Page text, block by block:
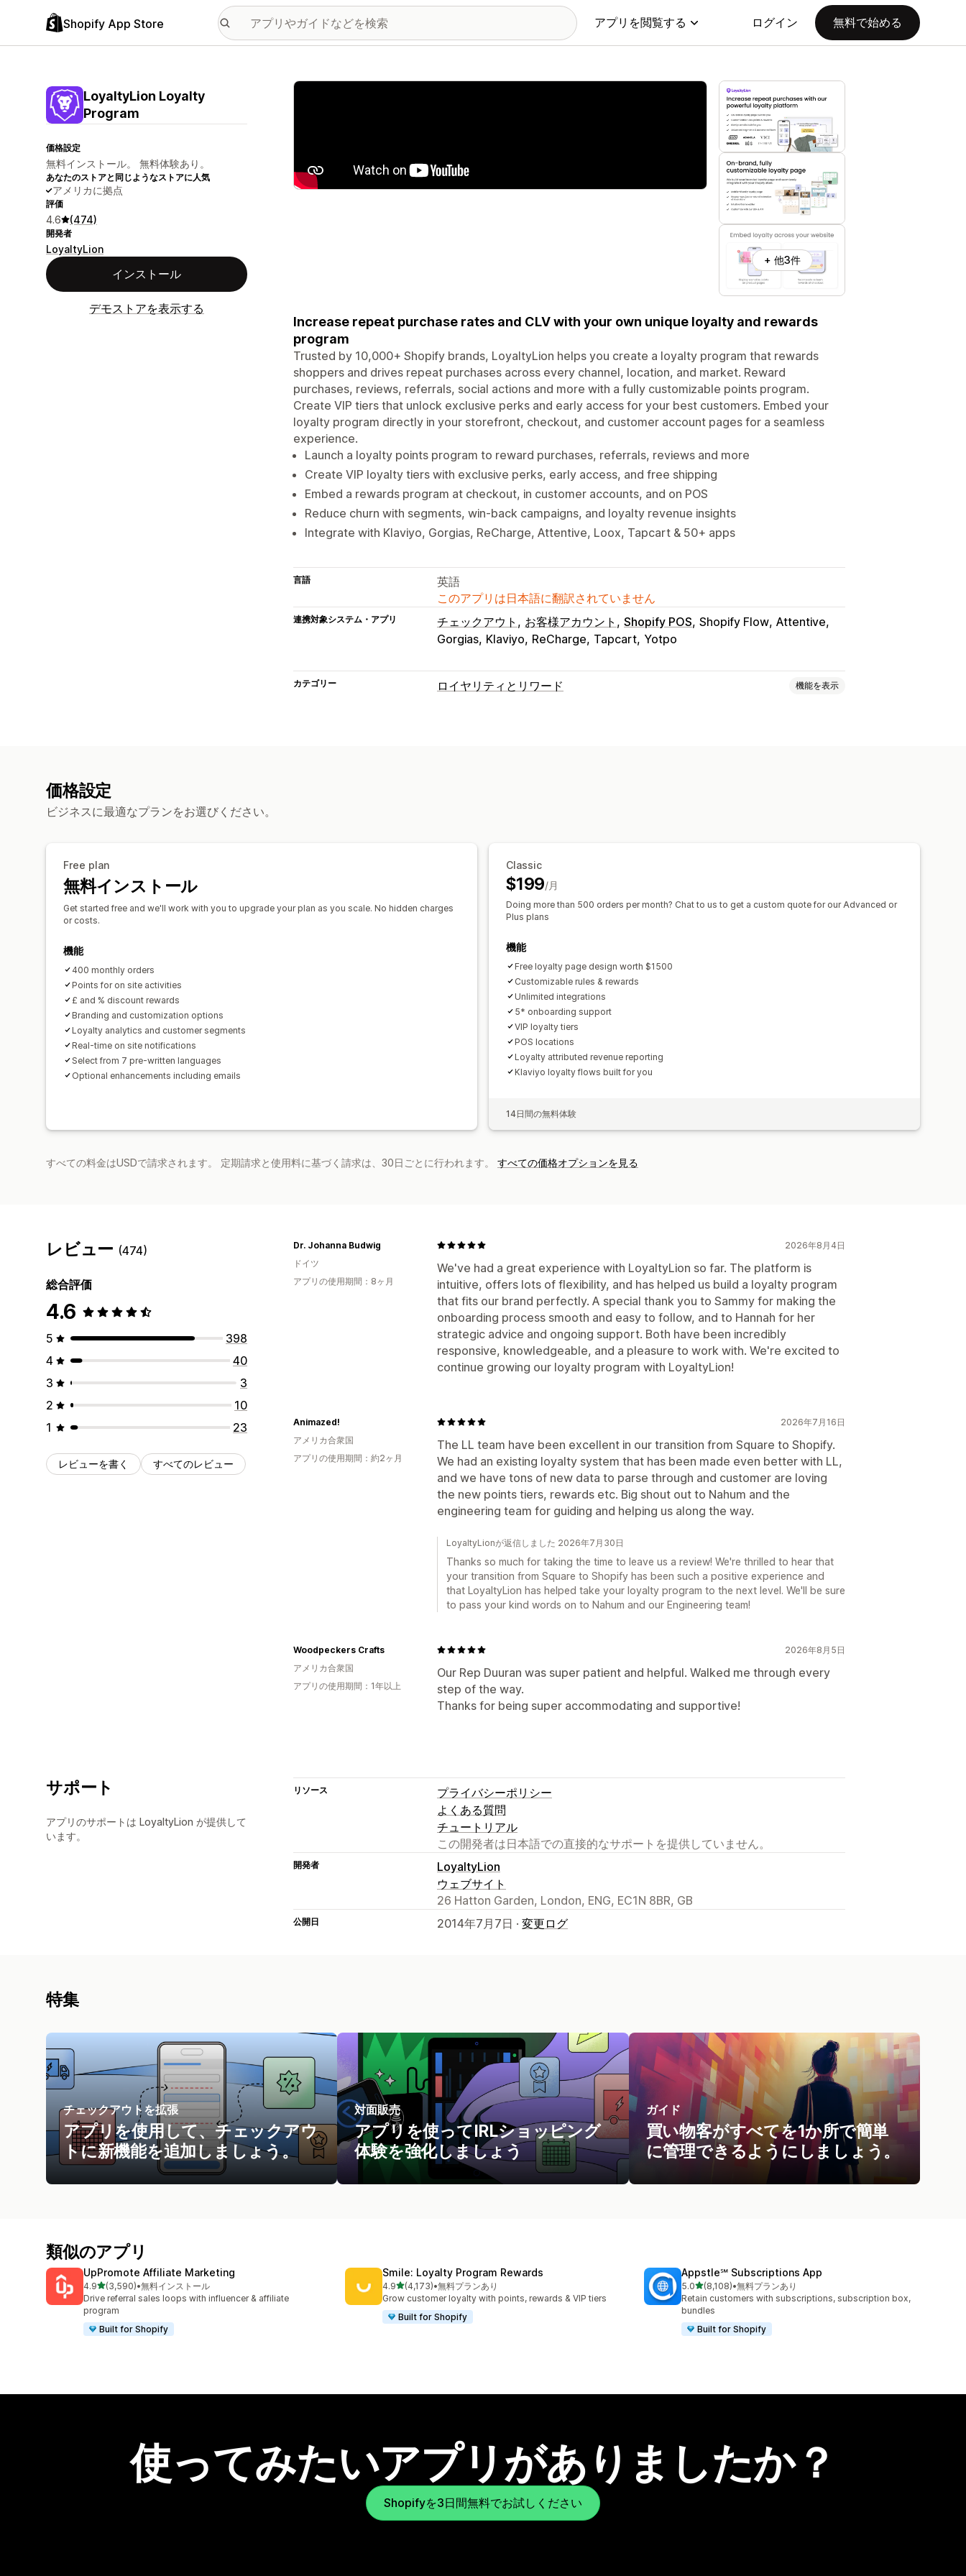
Shopify App Store アプリを閲覧する ログイン 無料で始める
LoyaltyLion Loyalty
Program
価格設定
無料インストール。 無料体験あり。
あなたのストアと同じようなストアに人気
アメリカに拠点
評価
4.6 (474)
開発者
LoyaltyLion
インストール
デモストアを表示する
特集の画像ギャラリー
+ 他3件
Increase repeat purchase rates and CLV with your own unique loyalty and rewards
program
Trusted by 10,000+ Shopify brands, LoyaltyLion helps you create a loyalty program that rewards
shoppers and drives repeat purchases across every channel, location, and market. Reward
purchases, reviews, referrals, social actions and more with a fully customizable points program.
Create VIP tiers that unlock exclusive perks and early access for your best customers. Embed your
loyalty program directly in your storefront, checkout, and customer account pages for a seamless
experience.
Launch a loyalty points program to reward purchases, referrals, reviews and more
Create VIP loyalty tiers with exclusive perks, early access, and free shipping
Embed a rewards program at checkout, in customer accounts, and on POS
Reduce churn with segments, win-back campaigns, and loyalty revenue insights
Integrate with Klaviyo, Gorgias, ReCharge, Attentive, Loox, Tapcart & 50+ apps
言語
英語
このアプリは日本語に翻訳されていません
連携対象システム・アプリ チェックアウト お客様アカウント Shopify POS Shopify Flow Attentive
Gorgias Klaviyo ReCharge Tapcart Yotpo
カテゴリー ロイヤリティとリワード 機能を表示
メンバーシップ特典
価格設定
ビジネスに最適なプランをお選びください。
Free plan
無料インストール
Get started free and we'll work with you to upgrade your plan as you scale. No hidden charges
or costs.
機能
400 monthly orders
Points for on site activities
£ and % discount rewards
Branding and customization options
Loyalty analytics and customer segments
Real-time on site notifications
Select from 7 pre-written languages
Optional enhancements including emails
Classic
$199/月
Doing more than 500 orders per month? Chat to us to get a custom quote for our Advanced or
Plus plans
機能
Free loyalty page design worth $1500
Customizable rules & rewards
Unlimited integrations
5* onboarding support
VIP loyalty tiers
POS locations
Loyalty attributed revenue reporting
Klaviyo loyalty flows built for you
14日間の無料体験
すべての料金はUSDで請求されます。 定期請求と使用料に基づく請求は、30日ごとに行われます。 すべての価格オプションを見る
レビュー (474)
総合評価
4.6
5
398
4
40
3
3
2
10
1
23
レビューを書く すべてのレビュー
2026年8月4日
We've had a great experience with LoyaltyLion so far. The platform is
intuitive, offers lots of flexibility, and has helped us build a loyalty program
that fits our brand perfectly. A special thank you to Sammy for making the
onboarding process smooth and easy to follow, and to Hannah for her
strategic advice and ongoing support. Both have been incredibly
responsive, knowledgeable, and a pleasure to work with. We're excited to
continue growing our loyalty program with LoyaltyLion!
Dr. Johanna Budwig
ドイツ
アプリの使用期間：8ヶ月
2026年7月16日
The LL team have been excellent in our transition from Square to Shopify.
We had an existing loyalty system that has been made even better with LL,
and we have tons of new data to parse through and customer are loving
the new points tiers, rewards etc. Big shout out to Nahum and the
engineering team for guiding and helping us along the way.
Animazed!
アメリカ合衆国
アプリの使用期間：約2ヶ月
LoyaltyLionが返信しました 2026年7月30日
Thanks so much for taking the time to leave us a review! We're thrilled to hear that
your transition from Square to Shopify has been such a positive experience and
that LoyaltyLion has helped take your loyalty program to the next level. We'll be sure
to pass your kind words on to Nahum and our Engineering team!
2026年8月5日
Our Rep Duuran was super patient and helpful. Walked me through every
step of the way.
Thanks for being super accommodating and supportive!
Woodpeckers Crafts
アメリカ合衆国
アプリの使用期間：1年以上
サポート
アプリのサポートは LoyaltyLion が提供して
います。
リソース
プライバシーポリシー
よくある質問
チュートリアル
この開発者は日本語での直接的なサポートを提供していません。
開発者
LoyaltyLion
ウェブサイト
26 Hatton Garden, London, ENG, EC1N 8BR, GB
公開日 2014年7月7日 · 変更ログ
特集
チェックアウトを拡張
アプリを使用して、チェックアウ
トに新機能を追加しましょう。
対面販売
アプリを使ってIRLショッピング
体験を強化しましょう
ガイド
買い物客がすべてを1か所で簡単
に管理できるようにしましょう。
類似のアプリ
UpPromote Affiliate Marketing
4.95つ星中
(3,590)
合計レビュー数：3590件
•無料インストール
Drive referral sales loops with influencer & affiliate
program
Built for Shopify
Smile: Loyalty Program Rewards
4.95つ星中
(4,173)
合計レビュー数：4173件
•無料プランあり
Grow customer loyalty with points, rewards & VIP tiers
Built for Shopify
Appstle℠ Subscriptions App
5.05つ星中
(8,108)
合計レビュー数：8108件
•無料プランあり
Retain customers with subscriptions, subscription box,
bundles
Built for Shopify
使ってみたいアプリがありましたか？
Shopifyを3日間無料でお試しください